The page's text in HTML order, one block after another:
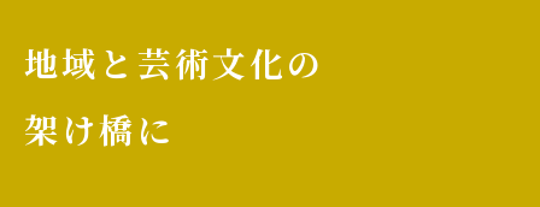
地域と芸術文化の
架け橋に